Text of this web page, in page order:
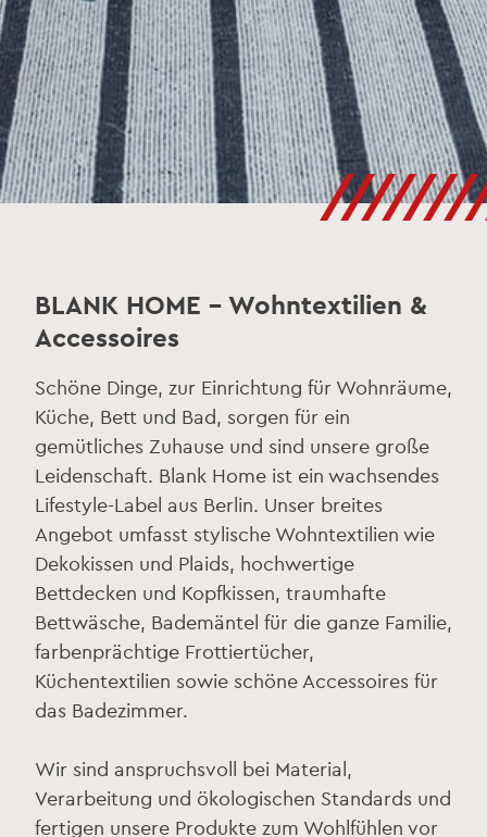
BLANK HOME - Wohntextilien &
Accessoires
Schöne Dinge, zur Einrichtung für Wohnräume,
Küche, Bett und Bad, sorgen für ein
gemütliches Zuhause und sind unsere große
Leidenschaft. Blank Home ist ein wachsendes
Lifestyle-Label aus Berlin. Unser breites
Angebot umfasst stylische Wohntextilien wie
Dekokissen und Plaids, hochwertige
Bettdecken und Kopfkissen, traumhafte
Bettwäsche, Bademäntel für die ganze Familie,
farbenprächtige Frottiertücher,
Küchentextilien sowie schöne Accessoires für
das Badezimmer.
Wir sind anspruchsvoll bei Material,
Verarbeitung und ökologischen Standards und
fertigen unsere Produkte zum Wohlfühlen vor